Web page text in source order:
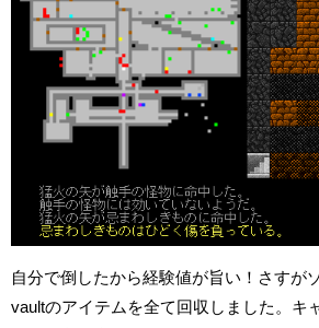
自分で倒したから経験値が旨い！さすが
vaultのアイテムを全て回収しました。キ